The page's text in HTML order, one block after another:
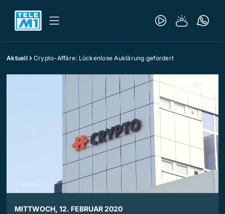
Aktuell Crypto-Affäre: Lückenlose Auklärung gefordert
MITTWOCH, 12. FEBRUAR 2020